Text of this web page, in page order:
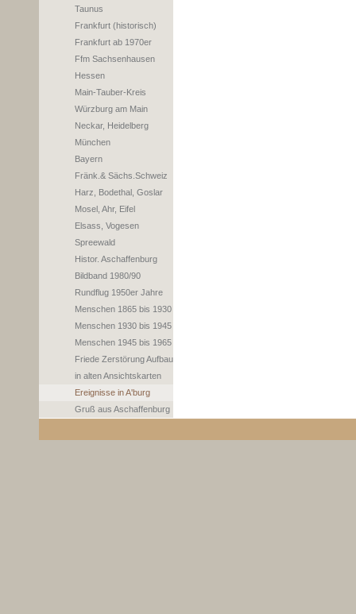
Taunus
Frankfurt (historisch)
Frankfurt ab 1970er
Ffm Sachsenhausen
Hessen
Main-Tauber-Kreis
Würzburg am Main
Neckar, Heidelberg
München
Bayern
Fränk.& Sächs.Schweiz
Harz, Bodethal, Goslar
Mosel, Ahr, Eifel
Elsass, Vogesen
Spreewald
Histor. Aschaffenburg
Bildband 1980/90
Rundflug 1950er Jahre
Menschen 1865 bis 1930
Menschen 1930 bis 1945
Menschen 1945 bis 1965
Friede Zerstörung Aufbau
in alten Ansichtskarten
Ereignisse in A'burg
Gruß aus Aschaffenburg